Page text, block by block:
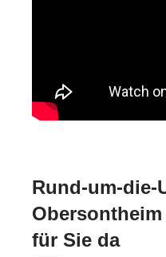
Rund-um-die-
für Sie da